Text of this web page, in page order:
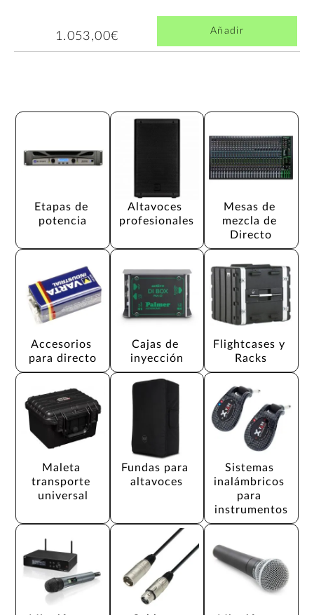
1.053,00€ Añadir
Etapas de
potencia
Altavoces
profesionales
Mesas de
mezcla de
Directo
Accesorios
para directo
Cajas de
inyección
Flightcases y
Racks
Maleta
transporte
universal
Fundas para
altavoces
Sistemas
inalámbricos
para
instrumentos